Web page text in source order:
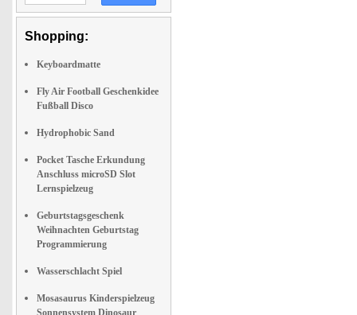
Shopping:
Keyboardmatte
Fly Air Football Geschenkidee
Fußball Disco
Hydrophobic Sand
Pocket Tasche Erkundung
Anschluss microSD Slot
Lernspielzeug
Geburtstagsgeschenk
Weihnachten Geburtstag
Programmierung
Wasserschlacht Spiel
Mosasaurus Kinderspielzeug
Sonnensystem Dinosaur